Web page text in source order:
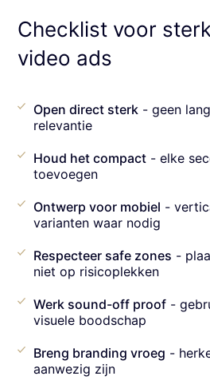
Checklist voor
video ads
Open direct sterk - geen
relevantie
Houd het compact - elke
toevoegen
Ontwerp voor mobiel -
varianten waar nodig
Respecteer safe zones -
niet op risicoplekken
Werk sound-off proof -
visuele boodschap
Breng branding vroeg -
aanwezig zijn